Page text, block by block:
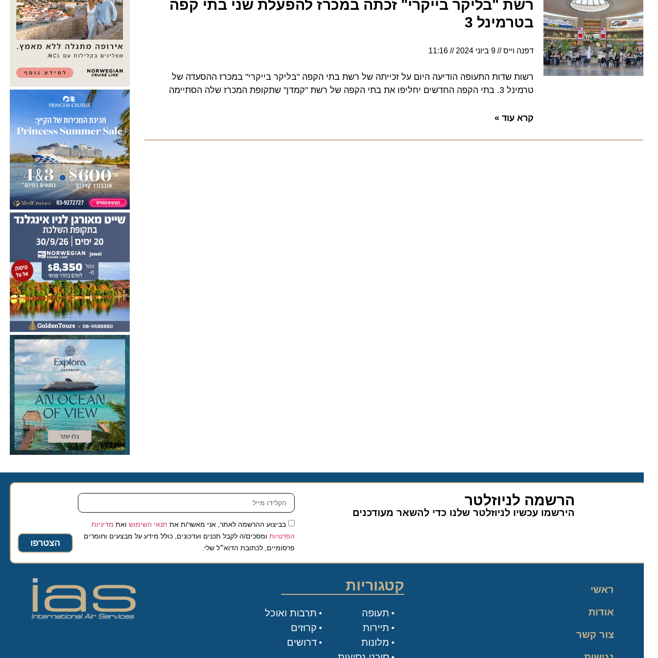
רשת "בליקר בייקרי" זכתה במכרז להפעלת שני בתי קפה
בטרמינל 3
דפנה וייס 9 ביוני 2024 11:16
רשות שדות התעופה הודיעה היום על זכייתה של רשת בתי הקפה "בליקר בייקרי" במכרז ההסעדה של
טרמינל 3. בתי הקפה החדשים יחליפו את בתי הקפה של רשת "קמדן" שתקופת המכרז שלה הסתיימה
קרא עוד »
הרשמה לניוזלטר
הירשמו עכשיו לניוזלטר שלנו כדי להשאר מעודכנים
בביצוע ההרשמה לאתר, אני מאשר/ת אתתנאי השימושואת מדיניות
הפרטיותומסכים/ה לקבל תכנים ועדכונים, כולל מידע על מבצעים וחומרים
פרסומיים, לכתובת הדוא״ל שלי.
הצטרפו
ראשי
אודות
צור קשר
קטגוריות
תעופה
תיירות
מלונות
תרבות ואוכל
קרוזים
דרושים